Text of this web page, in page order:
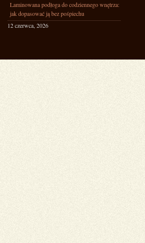
Laminowana podłoga do codziennego wnętrza:
jak dopasować ją bez pośpiechu
12 czerwca, 2026